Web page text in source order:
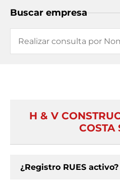
Buscar empresa
H & V
COSTA
¿Registro RUES activo?